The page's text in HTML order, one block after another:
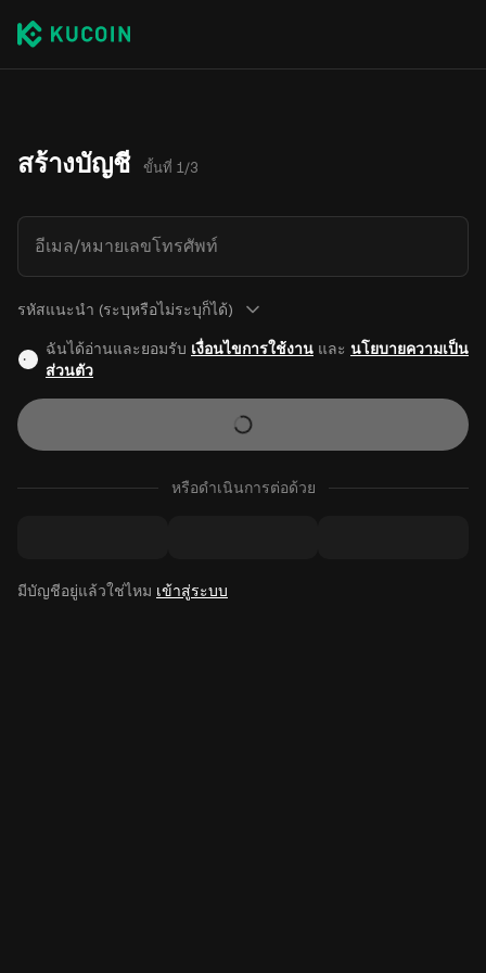
สร้างบัญชี ขั้นที่ 1/3
อีเมล/หมายเลขโทรศัพท์
รหัสแนะนำ (ระบุหรือไม่ระบุก็ได้)
ฉันได้อ่านและยอมรับ เงื่อนไขการใช้งานและ นโยบายความเป็น
ส่วนตัว
หรือดำเนินการต่อด้วย
มีบัญชีอยู่แล้วใช่ไหม เข้าสู่ระบบ